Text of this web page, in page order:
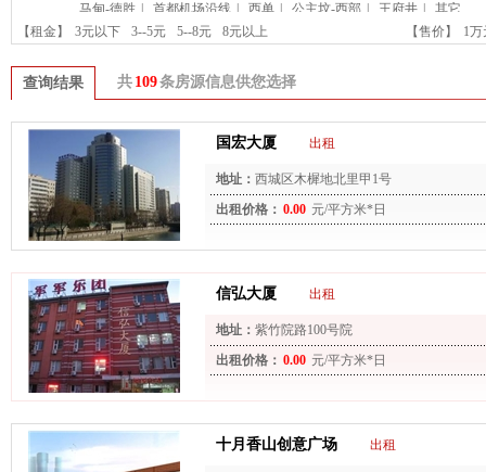
马甸-德胜 | 首都机场沿线 | 西单 | 公主坟-西部 | 王府井 |
其它
【租金】
3元以下 3--5元 5--8元 8元以上 【售价】 1
查询结果 共 109条房源信息供您选择
国宏大厦 出租
地址： 西城区木樨地北里甲1号
出租价格： 0.00 元/平方米*日
信弘大厦 出租
地址： 紫竹院路100号院
出租价格： 0.00 元/平方米*日
十月香山创意广场 出租